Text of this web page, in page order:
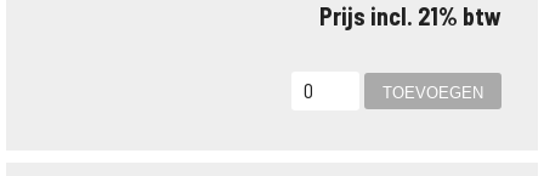
Prijs incl. 21% btw